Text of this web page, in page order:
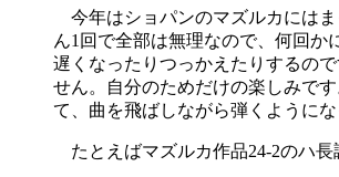
今年はショパンのマズルカにはま
ん1回で全部は無理なので、何回か
遅くなったりつっかえたりするの
せん。自分のためだけの楽しみで
て、曲を飛ばしながら弾くように
たとえばマズルカ作品24-2のハ長